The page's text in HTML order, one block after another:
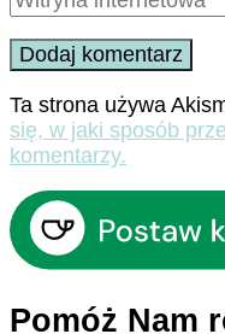
Ta strona używa
się, w jaki sposób
komentarzy.
Pomóż Nam